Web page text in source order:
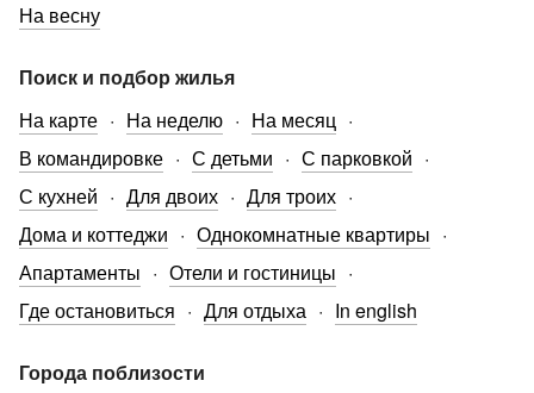
На весну
Поиск и подбор жилья
На карте
На неделю
На месяц
В командировке
С детьми
С парковкой
С кухней
Для двоих
Для троих
Дома и коттеджи
Однокомнатные квартиры
Апартаменты
Отели и гостиницы
Где остановиться
Для отдыха In english
Города поблизости